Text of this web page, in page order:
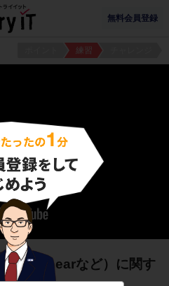
無料会員登録
練習
（see/hearなど）に関す